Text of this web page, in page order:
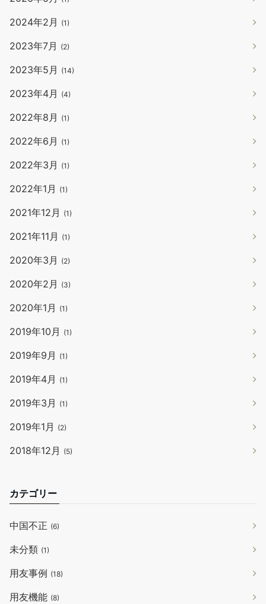
2024年2月 (1)
2023年7月 (2)
2023年5月 (14)
2023年4月 (4)
2022年8月 (1)
2022年6月 (1)
2022年3月 (1)
2022年1月 (1)
2021年12月 (1)
2021年11月 (1)
2020年3月 (2)
2020年2月 (3)
2020年1月 (1)
2019年10月 (1)
2019年9月 (1)
2019年4月 (1)
2019年3月 (1)
2019年1月 (2)
2018年12月 (5)
カテゴリー
中国不正 (6)
未分類 (1)
用友事例 (18)
用友機能 (8)